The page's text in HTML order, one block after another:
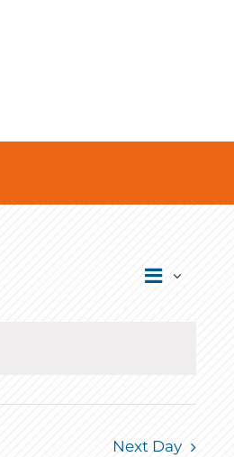
Views
Event
Views
Day
Next Day